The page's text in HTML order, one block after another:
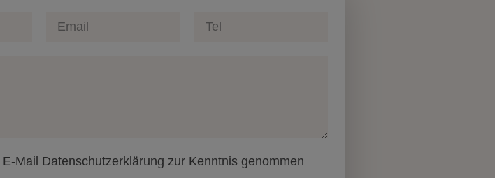
Mail Datenschutzerklärung zur Kenntnis genommen